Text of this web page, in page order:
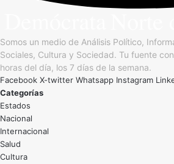
Somos un medio de Análisis Político,
Sociales, Cultura y Sociedad. Tu fuente
horas del día, los 7 días de la semana.
Facebook X-twitter Whatsapp Instagram
Categorías
Estados
Nacional
Internacional
Salud
Cultura